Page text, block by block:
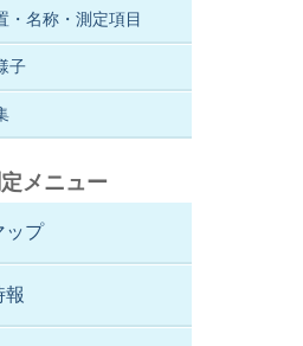
・名称・測定項目
子
メニュー
ップ
報